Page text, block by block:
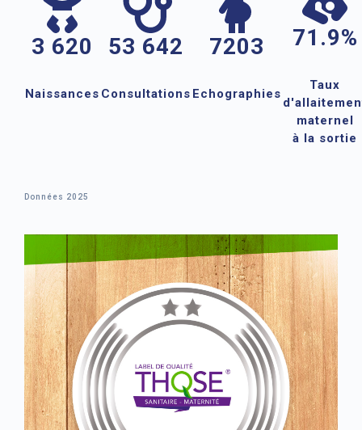
3 620
Naissances
53 642
Consultations
7203
Echographies
71.9%
Taux
maternel
à la sortie
Données 2025